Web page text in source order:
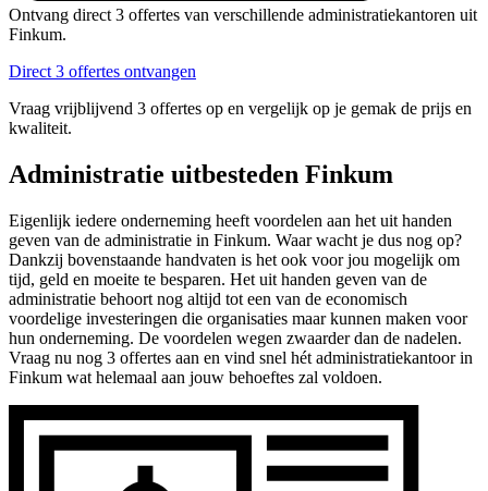
Ontvang direct 3 offertes van verschillende administratiekantoren uit
Finkum.
Direct 3 offertes ontvangen
Vraag vrijblijvend 3 offertes op en vergelijk op je gemak de prijs en
kwaliteit.
Administratie uitbesteden Finkum
Eigenlijk iedere onderneming heeft voordelen aan het uit handen
geven van de administratie in Finkum. Waar wacht je dus nog op?
Dankzij bovenstaande handvaten is het ook voor jou mogelijk om
tijd, geld en moeite te besparen. Het uit handen geven van de
administratie behoort nog altijd tot een van de economisch
voordelige investeringen die organisaties maar kunnen maken voor
hun onderneming. De voordelen wegen zwaarder dan de nadelen.
Vraag nu nog 3 offertes aan en vind snel hét administratiekantoor in
Finkum wat helemaal aan jouw behoeftes zal voldoen.